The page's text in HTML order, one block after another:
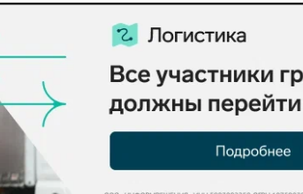
Реклама в «Ъ» www.kommersant.ru/ad